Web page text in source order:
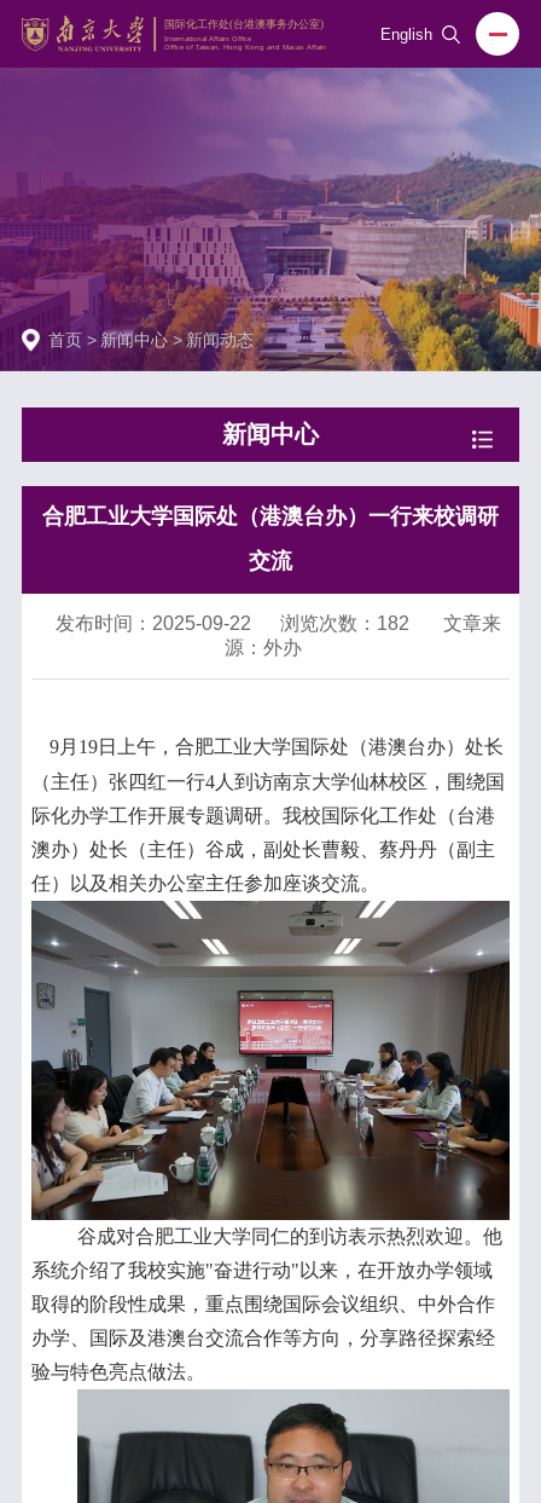
English
首页 > 新闻中心 > 新闻动态
新闻中心
合肥工业大学国际处（港澳台办）一行来校调研
交流
发布时间：2025-09-22 浏览次数： 182
文章来
源：外办
9月 19日上午，合肥工业大学国际处（港澳台办）处长
（主任）张四红一行4 人到访南京大学仙林校区，围绕国
际化办学工作开展专题调研。我校国际化工作处（台港
澳办）处长（主任）谷成，副处长曹毅、蔡丹丹（副主
任）以及相关办公室主任参加座谈交流。
谷成对合肥工业大学同仁的到访表示热烈欢迎。他
系统介绍了我校实施"奋进行动" 以来，在开放办学领域
取得的阶段性成果，重点围绕国际会议组织、中外合作
办学、国际及港澳台交流合作等方向，分享路径探索经
验与特色亮点做法。